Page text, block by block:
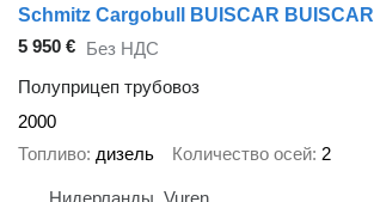
Schmitz Cargobull BUISCAR BUISCAR
5 950 € Без НДС
Полуприцеп трубовоз
2000
Топливо дизель Количество осей 2